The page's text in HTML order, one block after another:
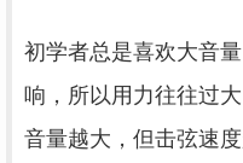
初学者总是喜欢大音
响，所以用力往往过
音量越大，但击弦速